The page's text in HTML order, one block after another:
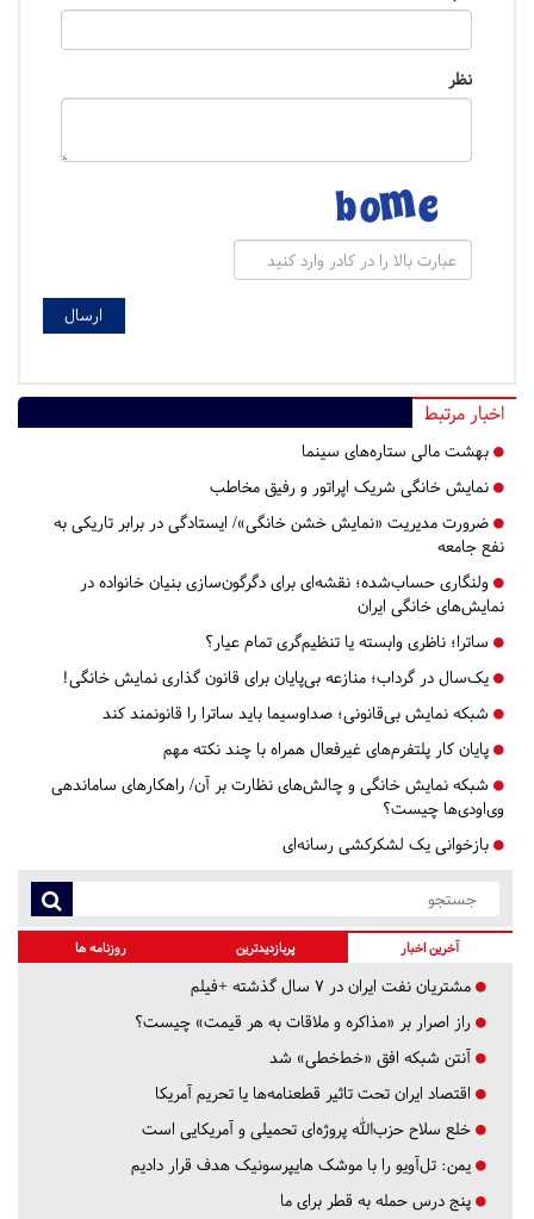
نظر
اخبار مرتبط
بهشت مالی ستاره‌های سینما
نمایش خانگی شریک اپراتور و رفیق مخاطب
ضرورت مدیریت «نمایش خشن خانگی»/ ایستادگی در برابر تاریکی به
نفع جامعه
ولنگاری حساب‌شده؛ نقشه‌ای برای دگرگون‌سازی بنیان خانواده در
نمایش‌های خانگی ایران
ساترا؛ ناظری وابسته یا تنظیم‌گری تمام عیار؟
یک‌سال در گرداب؛ منازعه بی‌پایان برای قانون گذاری نمایش خانگی!
شبکه نمایش بی‌قانونی؛ صداوسیما باید ساترا را قانونمند کند
پایان کار پلتفرم‌های غیرفعال همراه با چند نکته مهم
شبکه نمایش خانگی و چالش‌های نظارت بر آن/ راهکارهای ساماندهی
وی‌او‌دی‌ها چیست؟
بازخوانی یک لشکرکشی رسانه‌ای
آخرین اخبار پربازدیدترین روزنامه ها
مشتریان نفت ایران در ۷ سال گذشته +فیلم
راز اصرار بر «مذاکره و ملاقات به هر قیمت» چیست؟
آنتن شبکه افق «خط‌خطی» شد
اقتصاد ایران تحت تاثیر قطعنامه‌ها یا تحریم‌ آمریکا
خلع سلاح حزب‌الله پروژه‌ای تحمیلی و آمریکایی است
یمن: تل‌آویو را با موشک هایپرسونیک هدف قرار دادیم
پنج درس‌ حمله به قطر برای ما